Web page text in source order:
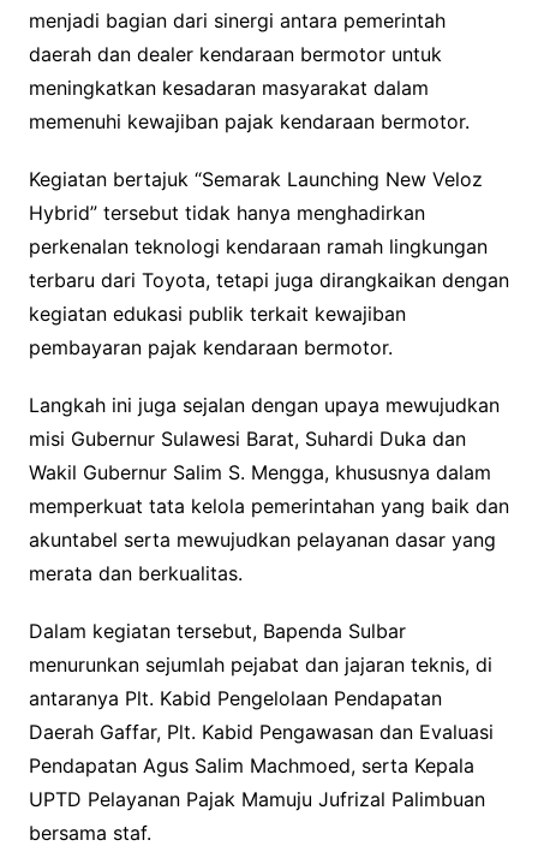
menjadi bagian dari sinergi antara pemerintah
daerah dan dealer kendaraan bermotor untuk
meningkatkan kesadaran masyarakat dalam
memenuhi kewajiban pajak kendaraan bermotor.
Kegiatan bertajuk “Semarak Launching New Veloz
Hybrid” tersebut tidak hanya menghadirkan
perkenalan teknologi kendaraan ramah lingkungan
terbaru dari Toyota, tetapi juga dirangkaikan dengan
kegiatan edukasi publik terkait kewajiban
pembayaran pajak kendaraan bermotor.
Langkah ini juga sejalan dengan upaya mewujudkan
misi Gubernur Sulawesi Barat, Suhardi Duka dan
Wakil Gubernur Salim S. Mengga, khususnya dalam
memperkuat tata kelola pemerintahan yang baik dan
akuntabel serta mewujudkan pelayanan dasar yang
merata dan berkualitas.
Dalam kegiatan tersebut, Bapenda Sulbar
menurunkan sejumlah pejabat dan jajaran teknis, di
antaranya Plt. Kabid Pengelolaan Pendapatan
Daerah Gaffar, Plt. Kabid Pengawasan dan Evaluasi
Pendapatan Agus Salim Machmoed, serta Kepala
UPTD Pelayanan Pajak Mamuju Jufrizal Palimbuan
bersama staf.